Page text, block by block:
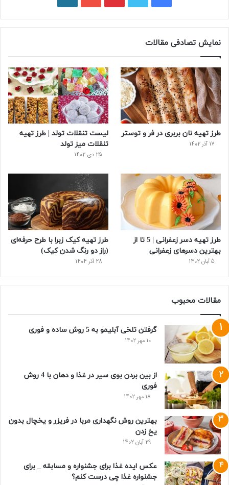
ی
س
ب
و
ک
و
ی
ت
ر
ی
ت
ر
ی
س
ت
و
ی
و
ب
ر
پ
ر
س
نمایش تصادفی مقالات
طرز تهیه نان بربری در فر و توستر
17 آذر 1402
لیست تنقلات تولد | طرز تهیه
تنقلات میز تولد
25 دی 1402
طرز تهیه دسر زعفرانی | 5 تا از
بهترین دسرهای زعفرانی
5 آبان 1402
طرز تهیه کیک زبرا با طرح حرفه‌ای
(راز دو رنگ شدن کیک)
28 آذر 1404
مقالات محبوب
گرفتن تلخی آبلیمو به 5 روش ساده و فوری
10 مهر 1402
از بین بردن بوی سیر در غذا و دهان با 4 روش
فوری
18 مهر 1402
بهترین روش نگهداری مربا در فریزر و یخچال بدون
یخ زدن
29 آبان 1402
عکس ایده غذا برای جشنواره و مسابقه _ برای
جشنواره غذا چی درست کنم؟